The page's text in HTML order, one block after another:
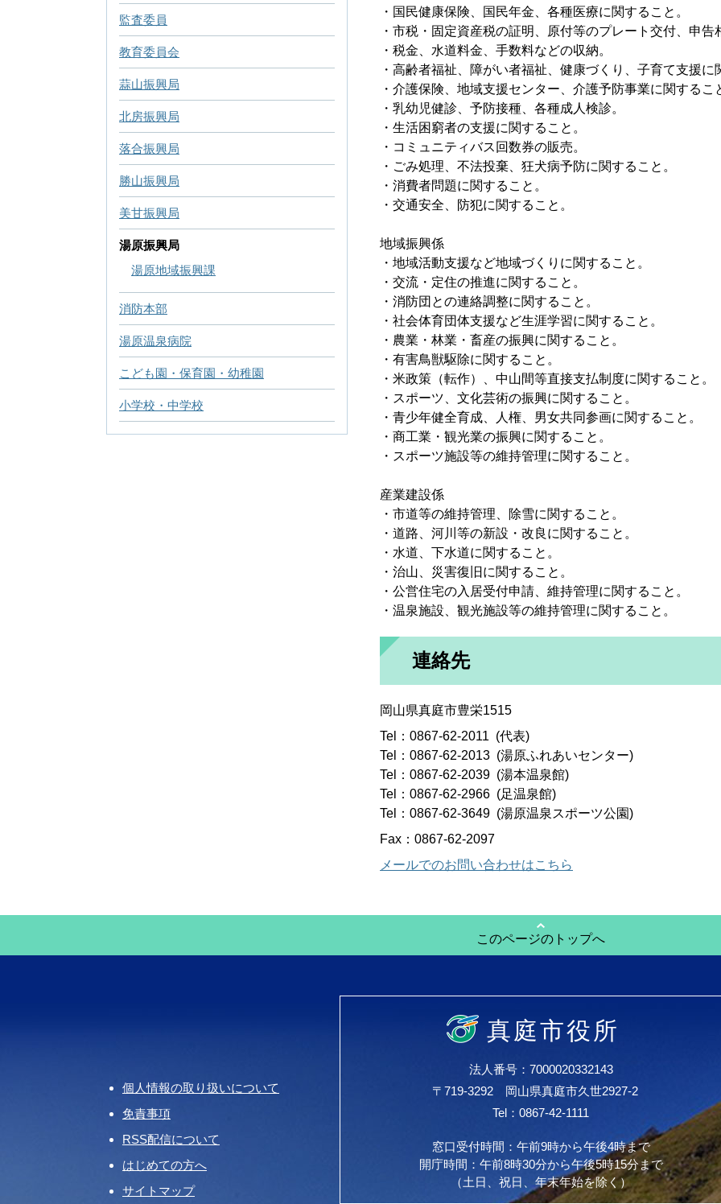
・国民健康保険、国民年金、各種医療に関すること。
・市税・固定資産税の証明、原付等のプレート交付、申告
・税金、水道料金、手数料などの収納。
・高齢者福祉、障がい者福祉、健康づくり、子育て支援に
・介護保険、地域支援センター、介護予防事業に関するこ
・乳幼児健診、予防接種、各種成人検診。
・生活困窮者の支援に関すること。
・コミュニティバス回数券の販売。
・ごみ処理、不法投棄、狂犬病予防に関すること。
・消費者問題に関すること。
・交通安全、防犯に関すること。
地域振興係
・地域活動支援など地域づくりに関すること。
・交流・定住の推進に関すること。
・消防団との連絡調整に関すること。
・社会体育団体支援など生涯学習に関すること。
・農業・林業・畜産の振興に関すること。
・有害鳥獣駆除に関すること。
・米政策（転作）、中山間等直接支払制度に関すること。
・スポーツ、文化芸術の振興に関すること。
・青少年健全育成、人権、男女共同参画に関すること。
・商工業・観光業の振興に関すること。
・スポーツ施設等の維持管理に関すること。
産業建設係
・市道等の維持管理、除雪に関すること。
・道路、河川等の新設・改良に関すること。
・水道、下水道に関すること。
・治山、災害復旧に関すること。
・公営住宅の入居受付申請、維持管理に関すること。
・温泉施設、観光施設等の維持管理に関すること。
連絡先
岡山県真庭市豊栄1515
Tel：0867-62-2011
代表
Tel：0867-62-2013
湯原ふれあいセンター
Tel：0867-62-2039
湯本温泉館
Tel：0867-62-2966
足温泉館
Tel：0867-62-3649
湯原温泉スポーツ公園
Fax：0867-62-2097
メールでのお問い合わせはこちら
監査委員
教育委員会
蒜山振興局
北房振興局
落合振興局
勝山振興局
美甘振興局
湯原振興局
湯原地域振興課
消防本部
湯原温泉病院
こども園・保育園・幼稚園
小学校・中学校
このページのトップへ
個人情報の取り扱いについて
免責事項
RSS配信について
はじめての方へ
サイトマップ
真庭市役所
法人番号：7000020332143
〒719-3292 岡山県真庭市久世2927-2
Tel：0867-42-1111
窓口受付時間：午前9時から午後4時まで
開庁時間：午前8時30分から午後5時15分まで
（土日、祝日、年末年始を除く）